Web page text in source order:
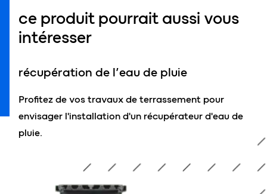
ce produit pourrait aussi vous
intéresser
récupération de l’eau de pluie
Profitez de vos travaux de terrassement pour
envisager l'installation d'un récupérateur d'eau de
pluie.